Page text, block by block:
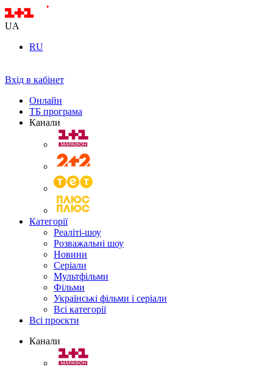
UA
RU
Вхід в кабінет
Онлайн
ТБ програма
Канали
Категорії
Реаліті-шоу
Розважальні шоу
Новини
Серіали
Мультфільми
Фільми
Українські фільми і серіали
Всі категорії
Всі проєкти
Канали